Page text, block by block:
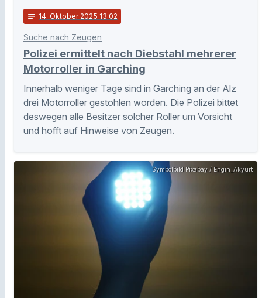
notes 14. Oktober 2025 13:02
Suche nach Zeugen
Polizei ermittelt nach Diebstahl mehrerer
Motorroller in Garching
Innerhalb weniger Tage sind in Garching an der Alz
drei Motorroller gestohlen worden. Die Polizei bittet
deswegen alle Besitzer solcher Roller um Vorsicht
und hofft auf Hinweise von Zeugen.
Symbolbild Pixabay / Engin_Akyurt